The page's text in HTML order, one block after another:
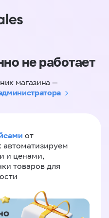
не работает
магазина —
от
автоматизируем
и ценами,
товаров для